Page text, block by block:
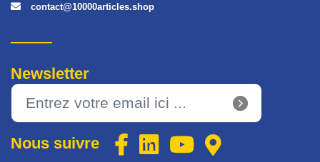
contact@10000articles.shop
Newsletter
Nous suivre